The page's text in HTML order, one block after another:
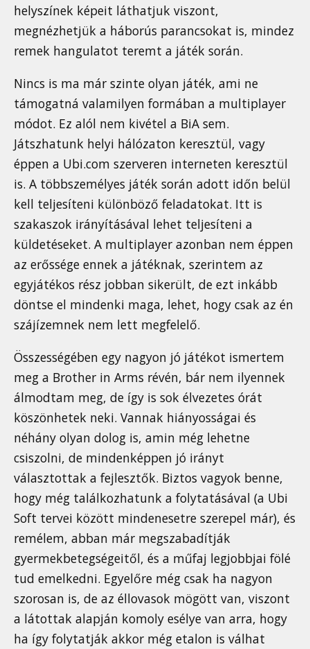
helyszínek képeit láthatjuk viszont,
megnézhetjük a háborús parancsokat is, mindez
remek hangulatot teremt a játék során.
Nincs is ma már szinte olyan játék, ami ne
támogatná valamilyen formában a multiplayer
módot. Ez alól nem kivétel a BiA sem.
Játszhatunk helyi hálózaton keresztül, vagy
éppen a Ubi.com szerveren interneten keresztül
is. A többszemélyes játék során adott időn belül
kell teljesíteni különböző feladatokat. Itt is
szakaszok irányításával lehet teljesíteni a
küldetéseket. A multiplayer azonban nem éppen
az erőssége ennek a játéknak, szerintem az
egyjátékos rész jobban sikerült, de ezt inkább
döntse el mindenki maga, lehet, hogy csak az én
szájízemnek nem lett megfelelő.
Összességében egy nagyon jó játékot ismertem
meg a Brother in Arms révén, bár nem ilyennek
álmodtam meg, de így is sok élvezetes órát
köszönhetek neki. Vannak hiányosságai és
néhány olyan dolog is, amin még lehetne
csiszolni, de mindenképpen jó irányt
választottak a fejlesztők. Biztos vagyok benne,
hogy még találkozhatunk a folytatásával (a Ubi
Soft tervei között mindenesetre szerepel már), és
remélem, abban már megszabadítják
gyermekbetegségeitől, és a műfaj legjobbjai fölé
tud emelkedni. Egyelőre még csak ha nagyon
szorosan is, de az éllovasok mögött van, viszont
a látottak alapján komoly esélye van arra, hogy
ha így folytatják akkor még etalon is válhat